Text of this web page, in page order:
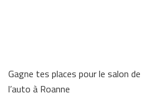
Gagne tes places pour le salon de
l’auto à Roanne